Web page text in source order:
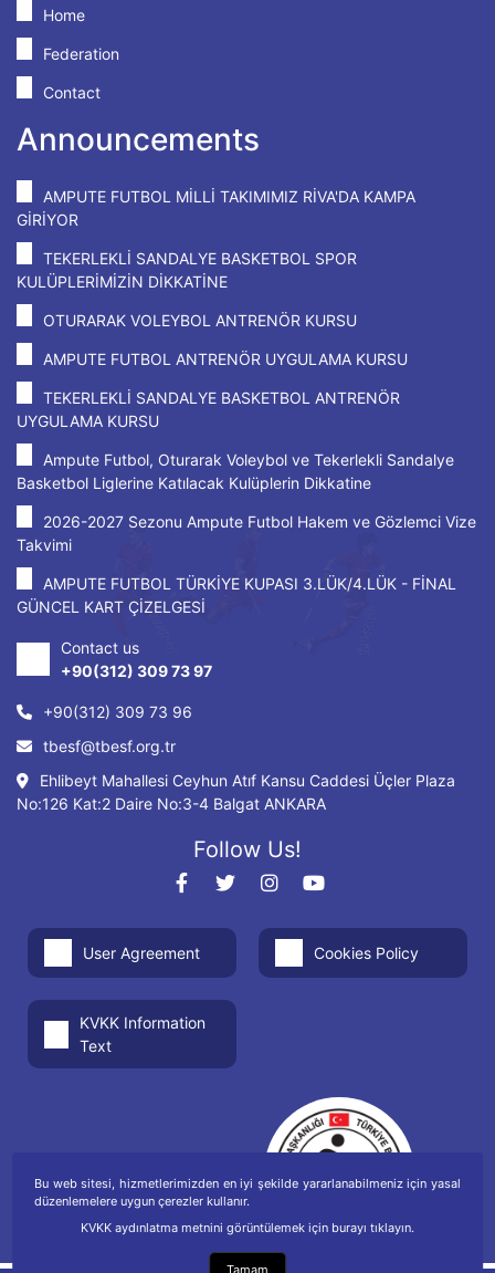
Home
Federation
Contact
Announcements
AMPUTE FUTBOL MİLLİ TAKIMIMIZ RİVA'DA KAMPA
GİRİYOR
TEKERLEKLİ SANDALYE BASKETBOL SPOR
KULÜPLERİMİZİN DİKKATİNE
OTURARAK VOLEYBOL ANTRENÖR KURSU
AMPUTE FUTBOL ANTRENÖR UYGULAMA KURSU
TEKERLEKLİ SANDALYE BASKETBOL ANTRENÖR
UYGULAMA KURSU
Ampute Futbol, Oturarak Voleybol ve Tekerlekli Sandalye
Basketbol Liglerine Katılacak Kulüplerin Dikkatine
2026-2027 Sezonu Ampute Futbol Hakem ve Gözlemci Vize
Takvimi
AMPUTE FUTBOL TÜRKİYE KUPASI 3.LÜK/4.LÜK - FİNAL
GÜNCEL KART ÇİZELGESİ
Contact us
+90(312) 309 73 97
+90(312) 309 73 96
tbesf@tbesf.org.tr
Ehlibeyt Mahallesi Ceyhun Atıf Kansu Caddesi Üçler Plaza
No:126 Kat:2 Daire No:3-4 Balgat ANKARA
Follow Us!
User Agreement Cookies Policy
KVKK Information
Text
Bu web sitesi, hizmetlerimizden en iyi şekilde yararlanabilmeniz için yasal
düzenlemelere uygun çerezler kullanır.
KVKK aydınlatma metnini görüntülemek için burayı tıklayın.
Tamam